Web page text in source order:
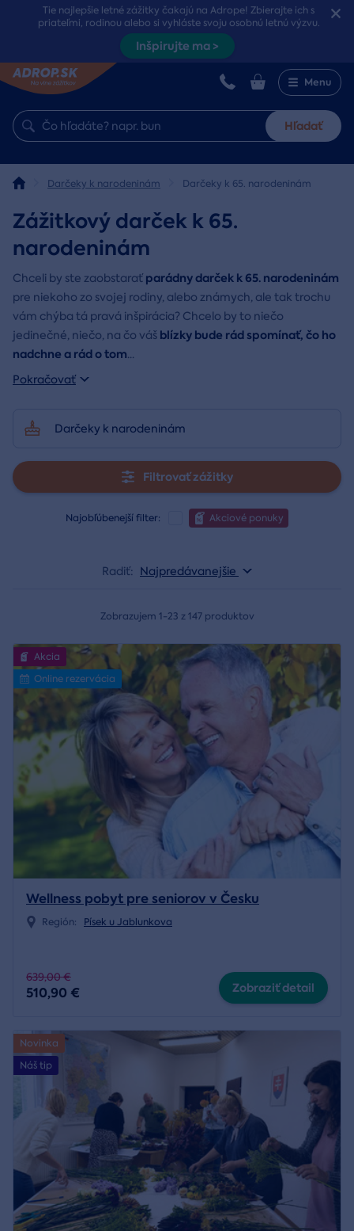
Tie najlepšie letné zážitky čakajú na Adrope! Zbierajte ich s
priateľmi, rodinou alebo si vyhláste svoju osobnú letnú výzvu.
Inšpirujte ma >
Menu
Hľadať
Darčeky k narodeninám Darčeky k 65. narodeninám
Zážitkový darček k 65.
narodeninám
Chceli by ste zaobstarať parádny darček k 65. narodeninám
pre niekoho zo svojej rodiny, alebo známych, ale tak trochu
vám chýba tá pravá inšpirácia? Chcelo by to niečo
jedinečné, niečo, na čo váš blízky bude rád spomínať, čo ho
nadchne a rád o tom...
Pokračovať
Darčeky k narodeninám
Filtrovať zážitky
Najobľúbenejší filter: Akciové ponuky
Radiť: Najpredávanejšie
Zobrazujem 1-23 z 147 produktov
Akcia
Online rezervácia
Wellness pobyt pre seniorov v Česku
Región: Písek u Jablunkova
639,00 €
510,90 € Zobraziť detail
Novinka
Náš tip